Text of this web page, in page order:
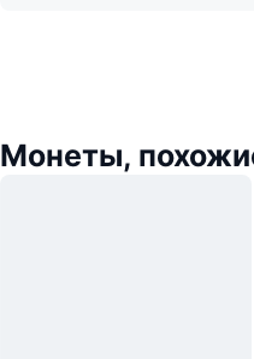
Монеты,